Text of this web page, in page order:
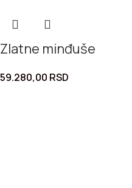
Zlatne minđuše
59.280,00 RSD